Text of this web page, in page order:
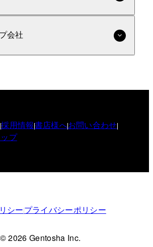
会社
採用情報書店様へお問い合わせ
プ
シープライバシーポリシー
© 2026 Gentosha Inc.